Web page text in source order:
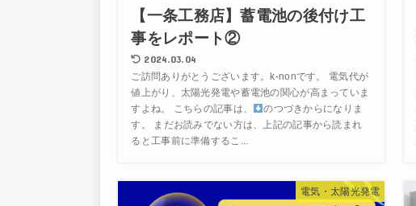
【一条工務店】蓄電池の後付け工
事をレポート②
2024.03.04
ご訪問ありがとうございます。k-nonです。 電気代が
値上がり、太陽光発電や蓄電池の関心が高まっていま
すよね。 こちらの記事は、
のつづきからになりま
す。 まだお読みでない方は、上記の記事から読まれ
ると工事前に準備するこ...
電気・太陽光発電